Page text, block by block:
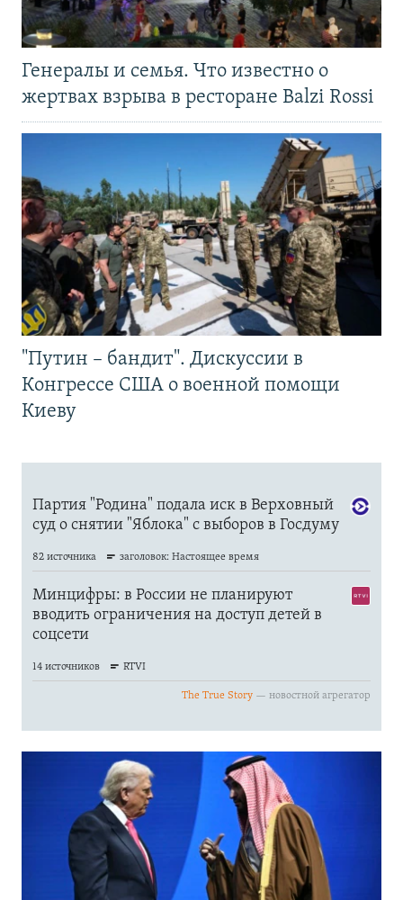
Генералы и семья. Что известно о
жертвах взрыва в ресторане Balzi Rossi
"Путин – бандит". Дискуссии в
Конгрессе США о военной помощи
Киеву